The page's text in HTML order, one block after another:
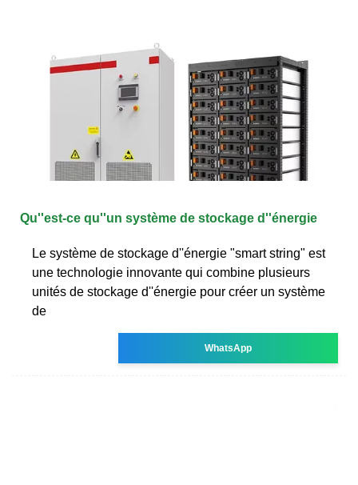
Qu''est-ce qu''un système de stockage d''énergie
Le système de stockage d''énergie "smart string" est
une technologie innovante qui combine plusieurs
unités de stockage d''énergie pour créer un système
de
WhatsApp